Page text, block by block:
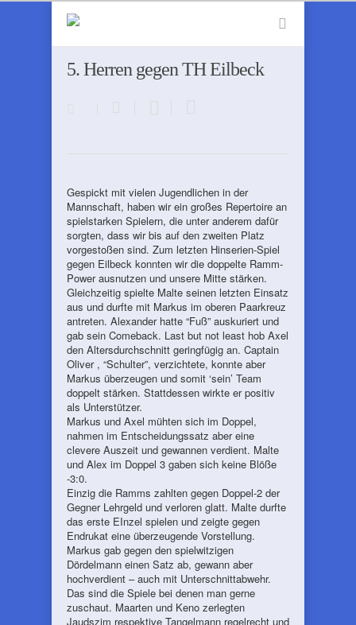
5. Herren gegen TH Eilbeck
Gespickt mit vielen Jugendlichen in der
Mannschaft, haben wir ein großes Repertoire an
spielstarken Spielern, die unter anderem dafür
sorgten, dass wir bis auf den zweiten Platz
vorgestoßen sind. Zum letzten Hinserien-Spiel
gegen Eilbeck konnten wir die doppelte Ramm-
Power ausnutzen und unsere Mitte stärken.
Gleichzeitig spielte Malte seinen letzten Einsatz
aus und durfte mit Markus im oberen Paarkreuz
antreten. Alexander hatte “Fuß” auskuriert und
gab sein Comeback. Last but not least hob Axel
den Altersdurchschnitt geringfügig an. Captain
Oliver , “Schulter”, verzichtete, konnte aber
Markus überzeugen und somit ‘sein’ Team
doppelt stärken. Stattdessen wirkte er positiv
als Unterstützer.
Markus und Axel mühten sich im Doppel,
nahmen im Entscheidungssatz aber eine
clevere Auszeit und gewannen verdient. Malte
und Alex im Doppel 3 gaben sich keine Blöße
-3:0.
Einzig die Ramms zahlten gegen Doppel-2 der
Gegner Lehrgeld und verloren glatt. Malte durfte
das erste EInzel spielen und zeigte gegen
Endrukat eine überzeugende Vorstellung.
Markus gab gegen den spielwitzigen
Dördelmann einen Satz ab, gewann aber
hochverdient – auch mit Unterschnittabwehr.
Das sind die Spiele bei denen man gerne
zuschaut. Maarten und Keno zerlegten
Jaudszim respektive Tangelmann regelrecht und